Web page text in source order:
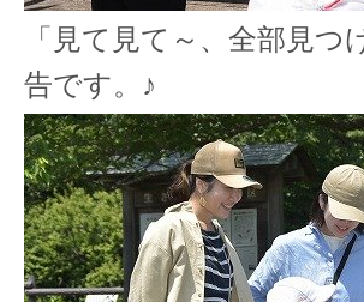
「見て見て～、全部見
告です。♪